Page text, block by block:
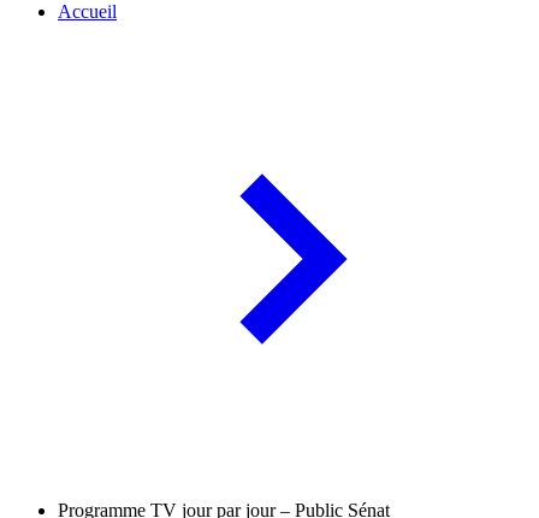
Accueil
Programme TV jour par jour – Public Sénat